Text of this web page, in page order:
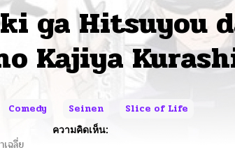
ga Hitsuyou
Kajiya
Comedy Seinen
Slice of Life
เฉลี่ย
ความคิดเห็น: